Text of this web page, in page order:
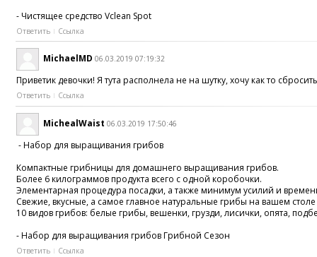
- Чистящее средство Vclean Spot
Ответить Ссылка
MichaelMD 06.03.2019 07:19:32
Приветик девочки! Я тута располнела не на шутку, хочу как то
Ответить Ссылка
MichealWaist 06.03.2019 17:50:46
- Набор для выращивания грибов
Компактные грибницы для домашнего выращивания грибов.
Более 6 килограммов продукта всего с одной коробочки.
Элементарная процедура посадки, а также минимум усилий и
Свежие, вкусные, а самое главное натуральные грибы на вашем столе
10 видов грибов: белые грибы, вешенки, грузди, лисички, опята,
- Набор для выращивания грибов Грибной Сезон
Ответить Ссылка